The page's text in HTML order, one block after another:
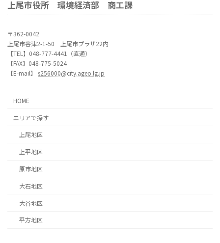
上尾市役所 環境経済部 商工課
〒362-0042
上尾市谷津2-1-50 上尾市プラザ22内
【TEL】048-777-4441（直通）
【FAX】048-775-5024
【E-mail】 s256000@city.ageo.lg.jp
HOME
エリアで探す
上尾地区
上平地区
原市地区
大石地区
大谷地区
平方地区